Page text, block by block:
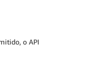
o API